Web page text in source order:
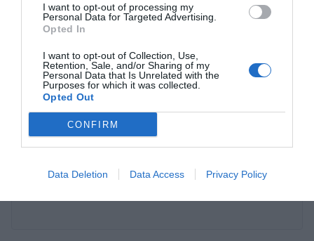
I want to opt-out of processing my
Personal Data for Targeted Advertising.
Opted In
I want to opt-out of Collection, Use,
Retention, Sale, and/or Sharing of my
Personal Data that Is Unrelated with the
Purposes for which it was collected.
Opted Out
CONFIRM
Data Deletion Data Access Privacy Policy